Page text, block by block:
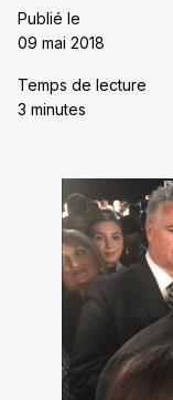
Publié le
09 mai 2018
Temps de lecture
3 minutes